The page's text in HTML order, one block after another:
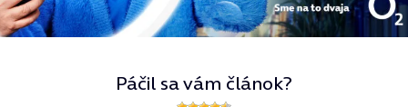
Páčil sa vám článok?